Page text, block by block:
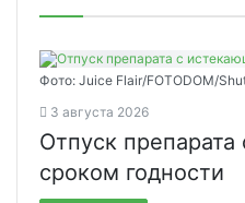
Фото: Juice Flair/FOTODOM/
3 августа 2026
Отпуск
сроком годности